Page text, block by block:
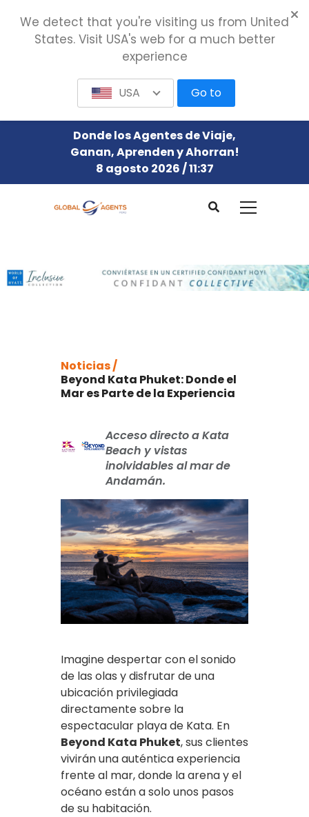
Donde los Agentes de Viaje,
Ganan, Aprenden y Ahorran!
8 agosto 2026 / 11:37
Noticias /
Beyond Kata Phuket: Donde el
Mar es Parte de la Experiencia
Acceso directo a Kata
Beach y vistas
inolvidables al mar de
Andamán.
Imagine despertar con el sonido
de las olas y disfrutar de una
ubicación privilegiada
directamente sobre la
espectacular playa de Kata. En
Beyond Kata Phuket, sus clientes
vivirán una auténtica experiencia
frente al mar, donde la arena y el
océano están a solo unos pasos
de su habitación.
We detect that you're visiting us from United
States. Visit USA's web for a much better
experience
USA Go to